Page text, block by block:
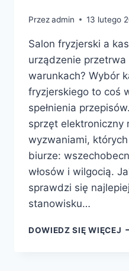
Przezadmin 13 lutego
Salon fryzjerski a
urządzenie
warunkach? Wybór
fryzjerskiego to coś
spełnienia
sprzęt elektroniczny
wyzwaniami,
biurze:
włosów i wilgocią.
sprawdzi się
stanowisku…
DOWIEDZ SIĘ WIĘCEJ